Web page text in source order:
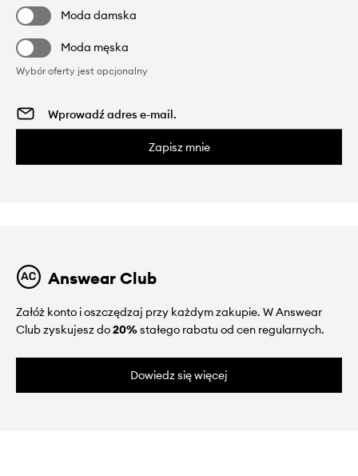
Moda damska
Moda męska
Wybór oferty jest opcjonalny
Zapisz mnie
Answear Club
Załóż konto i oszczędzaj przy każdym zakupie. W Answear
Club zyskujesz do20%stałego rabatu od cen regularnych.
Dowiedz się więcej